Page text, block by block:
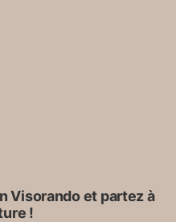
Visorando et partez à
!